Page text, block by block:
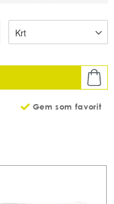
Gem som favorit